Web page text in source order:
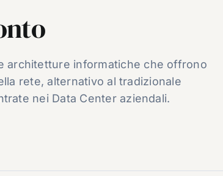
architetture informatiche che offrono
rete, alternativo al tradizionale
nei Data Center aziendali.